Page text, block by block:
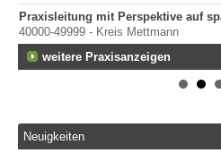
Praxisleitung mit Perspektive auf
40000-49999 - Kreis Mettmann
weitere Praxisanzeigen
Neuigkeiten